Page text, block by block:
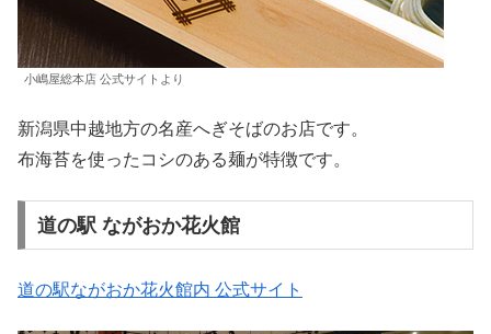
小嶋屋総本店 公式サイトより
新潟県中越地方の名産へぎそばのお店です。
布海苔を使ったコシのある麺が特徴です。
道の駅 ながおか花火館
道の駅ながおか花火館内 公式サイト